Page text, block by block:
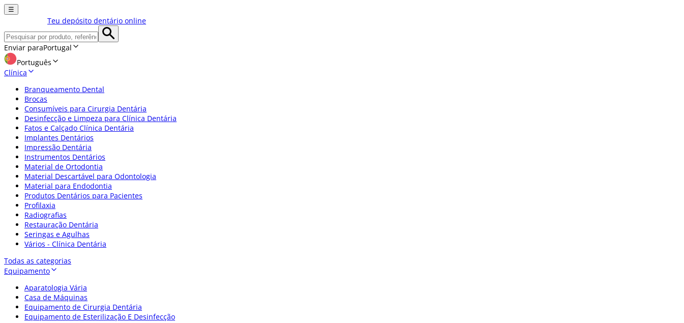
☰
Teu depósito dentário online
Enviar paraPortugal
Português
Clínica
Branqueamento Dental
Brocas
Consumíveis para Cirurgia Dentária
Desinfecção e Limpeza para Clínica Dentária
Fatos e Calçado Clínica Dentária
Implantes Dentários
Impressão Dentária
Instrumentos Dentários
Material de Ortodontia
Material Descartável para Odontologia
Material para Endodontia
Produtos Dentários para Pacientes
Profilaxia
Radiografias
Restauração Dentária
Seringas e Agulhas
Vários - Clínica Dentária
Todas as categorias
Equipamento
Aparatologia Vária
Casa de Máquinas
Equipamento de Cirurgia Dentária
Equipamento de Esterilização E Desinfecção